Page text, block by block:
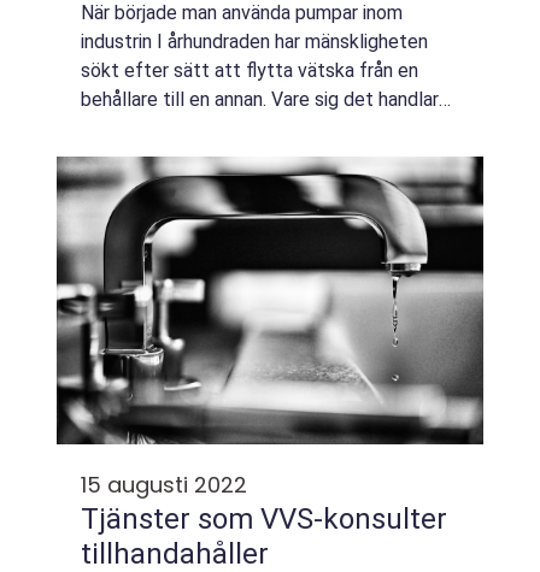
När började man använda pumpar inom
industrin I århundraden har mänskligheten
sökt efter sätt att flytta vätska från en
behållare till en annan. Vare sig det handlar
brandsläckningsskum eller helt enkelt
överföra vetemjöl ...
15 augusti 2022
Tjänster som VVS-konsulter
tillhandahåller